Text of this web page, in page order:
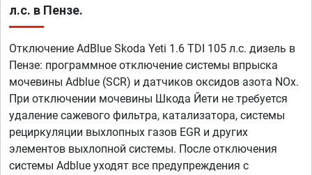
л.с. в Пензе.
Отключение AdBlue Skoda Yeti 1.6 TDI 105 л.с. дизель в
Пензе: программное отключение системы впрыска
мочевины Adblue (SCR) и датчиков оксидов азота NOx.
При отключении мочевины Шкода Йети не требуется
удаление сажевого фильтра, катализатора, системы
рециркуляции выхлопных газов EGR и других
элементов выхлопной системы. После отключения
системы Adblue уходят все предупреждения с